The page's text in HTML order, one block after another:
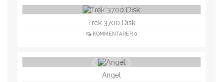
Trek 3700 Disk
KOMMENTARER 0
Angel